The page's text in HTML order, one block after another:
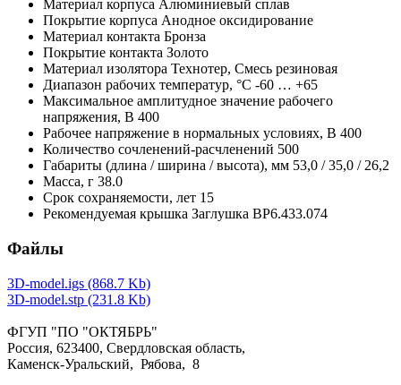
Материал корпуса Алюминиевый сплав
Покрытие корпуса Анодное оксидирование
Материал контакта Бронза
Покрытие контакта Золото
Материал изолятора Технотер, Смесь резиновая
Диапазон рабочих температур, °С -60 … +65
Максимальное амплитудное значение рабочего
напряжения, В 400
Рабочее напряжение в нормальных условиях, В 400
Количество сочленений-расчленений 500
Габариты (длина / ширина / высота), мм 53,0 / 35,0 / 26,2
Масса, г 38.0
Срок сохраняемости, лет 15
Рекомендуемая крышка Заглушка ВР6.433.074
Файлы
3D-model.igs (868.7 Kb)
3D-model.stp (231.8 Kb)
ФГУП "ПО "ОКТЯБРЬ"
Россия, 623400, Свердловская область,
Каменск-Уральский, Рябова, 8